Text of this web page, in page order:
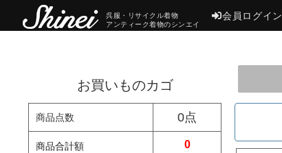
呉服・リサイクル着物
アンティーク着物のシンエイ
会員ログイン
お買いものカゴ
商品点数 0点
商品合計額 0